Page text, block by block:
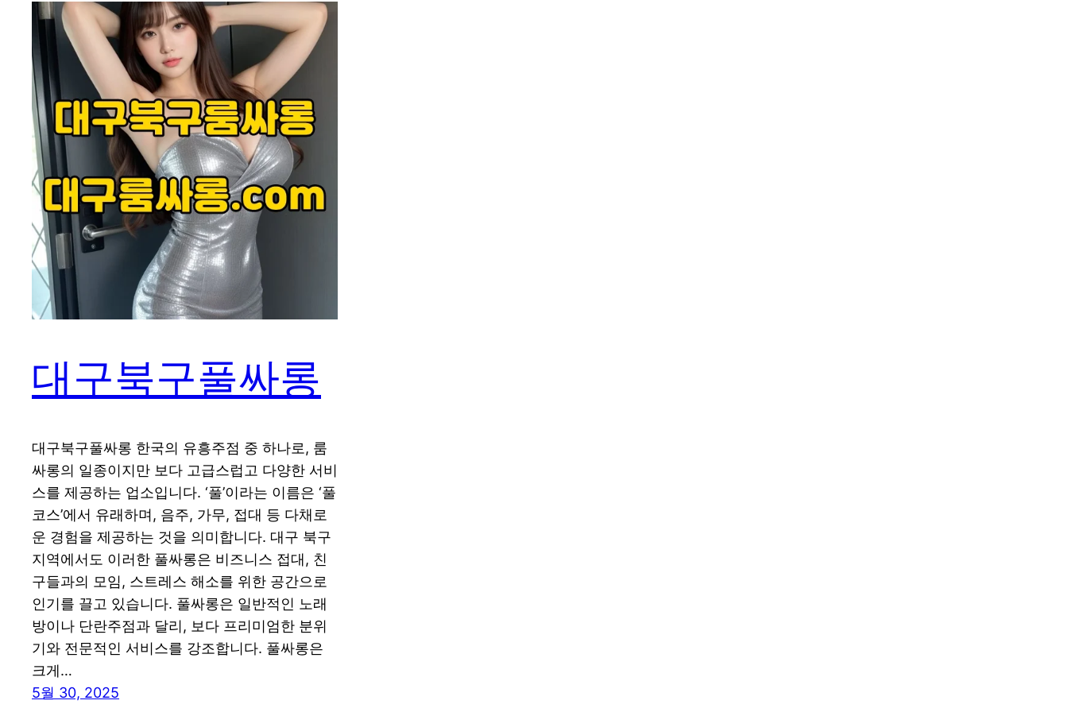
대구북구풀싸롱
대구북구풀싸롱 한국의 유흥주점 중 하나로, 룸
싸롱의 일종이지만 보다 고급스럽고 다양한 서비
스를 제공하는 업소입니다. ‘풀’이라는 이름은 ‘풀
코스’에서 유래하며, 음주, 가무, 접대 등 다채로
운 경험을 제공하는 것을 의미합니다. 대구 북구
지역에서도 이러한 풀싸롱은 비즈니스 접대, 친
구들과의 모임, 스트레스 해소를 위한 공간으로
인기를 끌고 있습니다. 풀싸롱은 일반적인 노래
방이나 단란주점과 달리, 보다 프리미엄한 분위
기와 전문적인 서비스를 강조합니다. 풀싸롱은
크게…
5월 30, 2025